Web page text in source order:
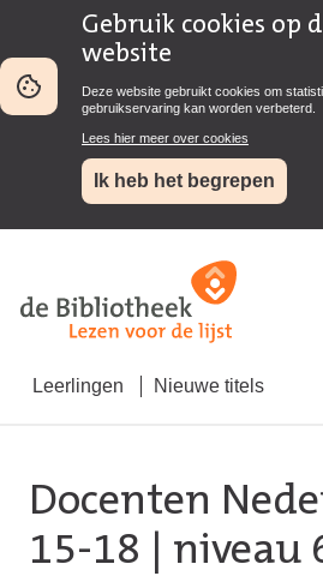
Gebruik cookies op
website
Deze website gebruikt cookies om
gebruikservaring kan worden verbeterd.
Lees hier meer over cookies
Ik heb het begrepen
Leerlingen Nieuwe titels
Docenten
15-18
niveau